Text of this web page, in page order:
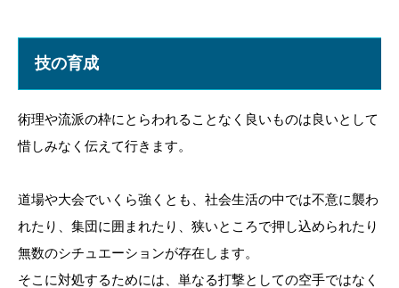
技の育成
術理や流派の枠にとらわれることなく良いものは良いとして
惜しみなく伝えて行きます。
道場や大会でいくら強くとも、社会生活の中では不意に襲わ
れたり、集団に囲まれたり、狭いところで押し込められたり
無数のシチュエーションが存在します。
そこに対処するためには、単なる打撃としての空手ではなく